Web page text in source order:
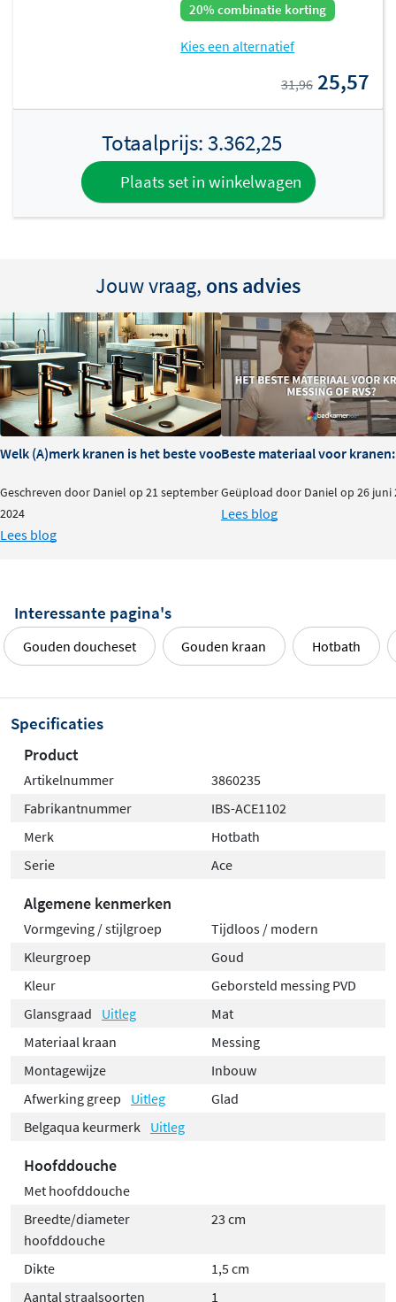
20% combinatie korting
Kies een alternatief
31,96 25,57
Totaalprijs:3.362,25
Plaats set in winkelwagen
Jouw vraag, ons advies
Welk (A)merk kranen is het beste voor je badkamer?
Geschreven door Daniel op 21 september
2024
Lees blog
Beste materiaal voor kranen:
Geüpload door Daniel op 26 juni
Lees blog
Interessante pagina's
Gouden doucheset Gouden kraan Hotbath
Specificaties
Product
Artikelnummer
3860235
Fabrikantnummer
IBS-ACE1102
Merk
Hotbath
Serie
Ace
Algemene kenmerken
Vormgeving / stijlgroep
Tijdloos / modern
Kleurgroep
Goud
Kleur
Geborsteld messing PVD
Glansgraad
Uitleg
Mat
Materiaal kraan
Messing
Montagewijze
Inbouw
Afwerking greep
Uitleg
Glad
Belgaqua keurmerk
Uitleg
Hoofddouche
Met hoofddouche
Breedte/diameter
hoofddouche
23 cm
Dikte
1,5 cm
Aantal straalsoorten
1